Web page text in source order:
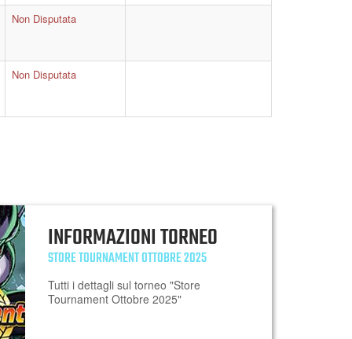
Non Disputata
Non Disputata
INFORMAZIONI TORNEO
STORE TOURNAMENT OTTOBRE 2025
Tutti i dettagli sul torneo "Store
Tournament Ottobre 2025"